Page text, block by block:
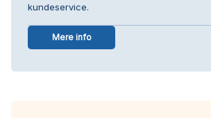
kundeservice.
Mere info